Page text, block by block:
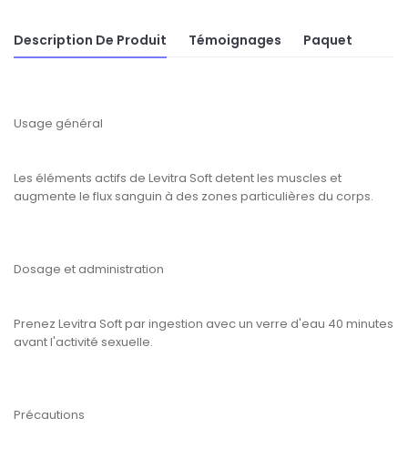
Description De Produit Témoignages Paquet
Usage général
Les éléments actifs de Levitra Soft detent les muscles et
augmente le flux sanguin à des zones particulières du corps.
Dosage et administration
Prenez Levitra Soft par ingestion avec un verre d'eau 40 minutes
avant l'activité sexuelle.
Précautions